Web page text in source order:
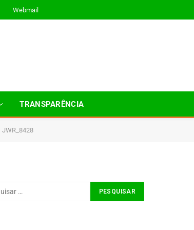
Webmail
TRANSPARÊNCIA
JWR_8428